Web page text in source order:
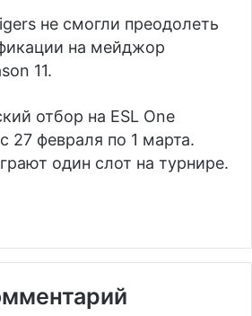
не смогли преодолеть
на мейджор
11.
отбор на ESL One
27 февраля по 1 марта.
один слот на турнире.